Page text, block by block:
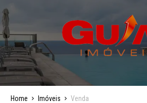
Home Imóveis Venda